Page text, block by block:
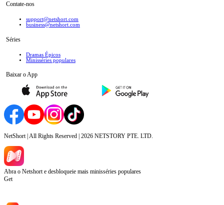
Contate-nos
support@netshort.com
business@netshort.com
Séries
Dramas Épicos
Minisséries populares
Baixar o App
NetShort | All Rights Reserved | 2026 NETSTORY PTE. LTD.
Abra o Netshort e desbloqueie mais minisséries populares
Get